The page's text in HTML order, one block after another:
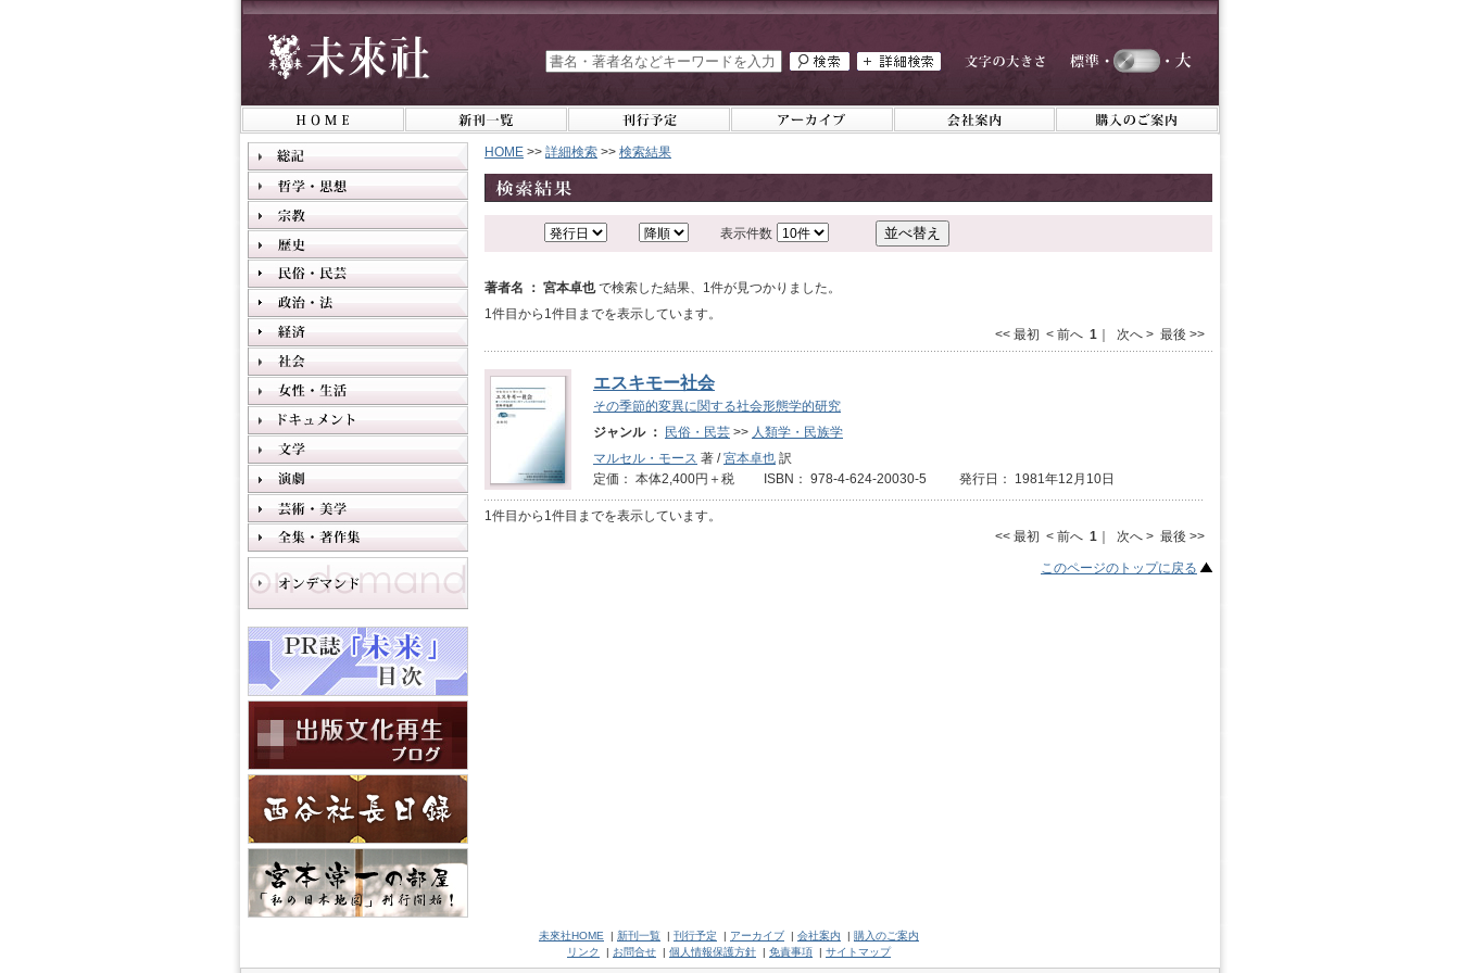
HOME >> 詳細検索 >> 検索結果
表示件数
著者名 ： 宮本卓也で検索した結果、1件が見つかりました。
1件目から1件目までを表示しています。
<< 最初 < 前へ 1 ｜ 次へ > 最後 >>
エスキモー社会
その季節的変異に関する社会形態学的研究
ジャンル ：
民俗・民芸 >> 人類学・民族学
マルセル・モース 著 /宮本卓也 訳
定価： 本体2,400円＋税 ISBN： 978-4-624-20030-5 発行日： 1981年12月10日
1件目から1件目までを表示しています。
<< 最初 < 前へ 1 ｜ 次へ > 最後 >>
このページのトップに戻る
未來社HOME | 新刊一覧 | 刊行予定 | アーカイブ | 会社案内 | 購入のご案内
リンク
| お問合せ | 個人情報保護方針 | 免責事項 | サイトマップ